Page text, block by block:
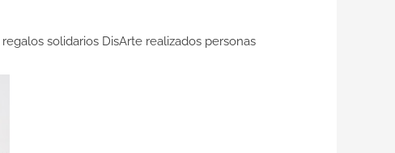
regalos solidarios DisArte realizados personas